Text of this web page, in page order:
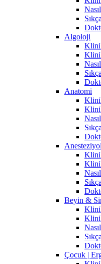
Algoloji
Anatomi
Beyin &
Çocuk |